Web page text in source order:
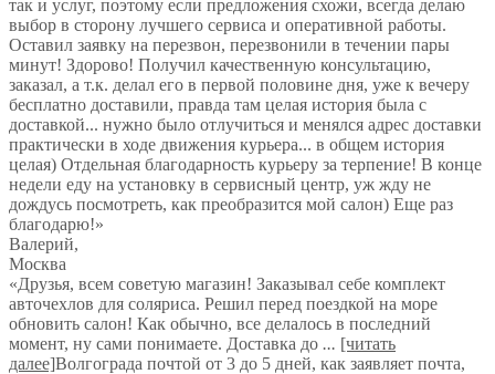
так и услуг, поэтому если предложения схожи, всегда делаю
выбор в сторону лучшего сервиса и оперативной работы.
Оставил заявку на перезвон, перезвонили в течении пары
минут! Здорово! Получил качественную консультацию,
заказал, а т.к. делал его в первой половине дня, уже к вечеру
бесплатно доставили, правда там целая история была с
доставкой... нужно было отлучиться и менялся адрес доставки
практически в ходе движения курьера... в общем история
целая) Отдельная благодарность курьеру за терпение! В конце
недели еду на установку в сервисный центр, уж жду не
дождусь посмотреть, как преобразится мой салон) Еще раз
благодарю!»
Валерий,
Москва
«Друзья, всем советую магазин! Заказывал себе комплект
авточехлов для соляриса. Решил перед поездкой на море
обновить салон! Как обычно, все делалось в последний
момент, ну сами понимаете. Доставка до ... [читать
далее]Волгограда почтой от 3 до 5 дней, как заявляет почта,